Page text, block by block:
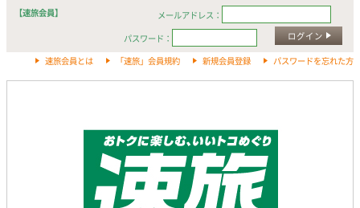
【速旅会員】
メールアドレス：
パスワード：
ログイン
速旅会員とは 「速旅」会員規約 新規会員登録 パスワードを忘れた方